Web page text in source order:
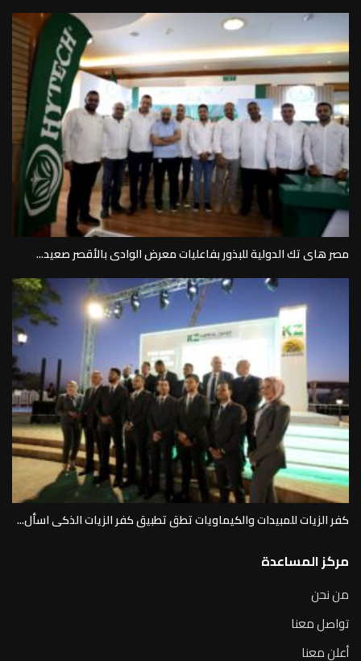
مصر هاى تك الدولية للبذور بفاعليات معرض الوادى بالأقصر صعيد...
كفر الزيات للمبيدات والكيماويات تطق تطبيق كفر الزيات الذكى اسأل...
مركز المساعدة
من نحن
تواصل معنا
أعلن معنا